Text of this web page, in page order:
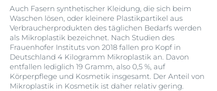
Auch Fasern synthetischer Kleidung, die sich beim
Waschen lösen, oder kleinere Plastikpartikel aus
Verbraucherprodukten des täglichen Bedarfs werden
als Mikroplastik bezeichnet. Nach Studien des
Frauenhofer Instituts von 2018 fallen pro Kopf in
Deutschland 4 Kilogramm Mikroplastik an. Davon
entfallen lediglich 19 Gramm, also 0,5 %, auf
Körperpflege und Kosmetik insgesamt. Der Anteil von
Mikroplastik in Kosmetik ist daher relativ gering.